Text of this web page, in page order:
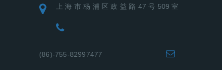
上 海 市 杨 浦 区 政 益 路 47 号 509 室
(86)-755-82997477